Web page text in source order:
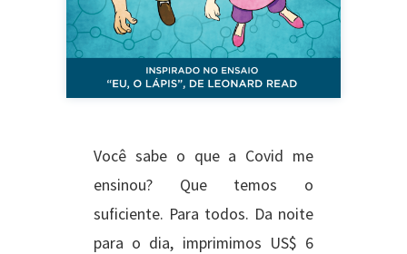
Você sabe o que a Covid me
ensinou? Que temos o
suficiente. Para todos. Da noite
para o dia, imprimimos US$ 6